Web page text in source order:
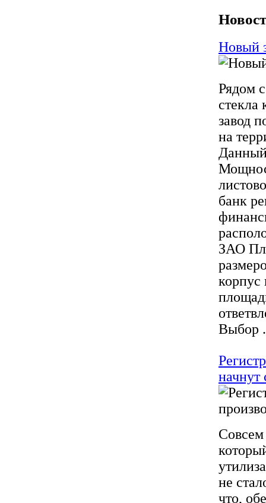
Новый
Рядом
стекла
завод
на
Данный
банк
ЗАО
корпус
Выбор
начнут
Совсем
не
что,